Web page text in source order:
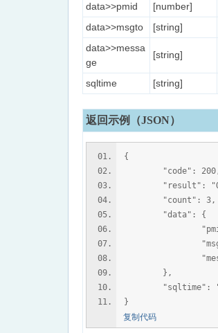
data>>pmid
[number]
data>>msgto
[string]
data>>messa
ge
[string]
sqltime [string]
返回示例（JSON）
{
"code":
"result":
"count": 3,
"data": {
"pmid":
"message":
},
"sqltime":
}
复制代码